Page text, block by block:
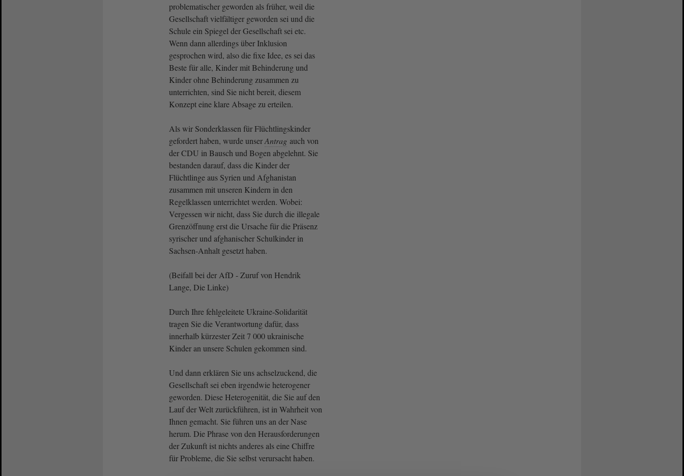
problematischer geworden als früher, weil die
Gesellschaft vielfältiger geworden sei und die
Schule ein Spiegel der Gesellschaft sei etc.
Wenn dann allerdings über Inklusion
gesprochen wird, also die fixe Idee, es sei das
Beste für alle, Kinder mit Behinderung und
Kinder ohne Behinderung zusammen zu
unterrichten, sind Sie nicht bereit, diesem
Konzept eine klare Absage zu erteilen.
Als wir Sonderklassen für Flüchtlingskinder
gefordert haben, wurde unserAntrag auch von
der CDU in Bausch und Bogen abgelehnt. Sie
bestanden darauf, dass die Kinder der
Flüchtlinge aus Syrien und Afghanistan
zusammen mit unseren Kindern in den
Regelklassen unterrichtet werden. Wobei:
Vergessen wir nicht, dass Sie durch die illegale
Grenzöffnung erst die Ursache für die Präsenz
syrischer und afghanischer Schulkinder in
Sachsen-Anhalt gesetzt haben.
(Beifall bei der AfD - Zuruf von Hendrik
Lange, Die Linke)
Durch Ihre fehlgeleitete Ukraine-Solidarität
tragen Sie die Verantwortung dafür, dass
innerhalb kürzester Zeit 7 000 ukrainische
Kinder an unsere Schulen gekommen sind.
Und dann erklären Sie uns achselzuckend, die
Gesellschaft sei eben irgendwie heterogener
geworden. Diese Heterogenität, die Sie auf den
Lauf der Welt zurückführen, ist in Wahrheit von
Ihnen gemacht. Sie führen uns an der Nase
herum. Die Phrase von den Herausforderungen
der Zukunft ist nichts anderes als eine Chiffre
für Probleme, die Sie selbst verursacht haben.